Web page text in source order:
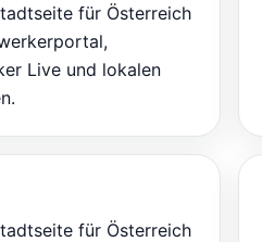
für Österreich
Live und lokalen
für Österreich